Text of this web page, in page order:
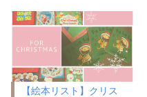
【絵本リスト】クリス